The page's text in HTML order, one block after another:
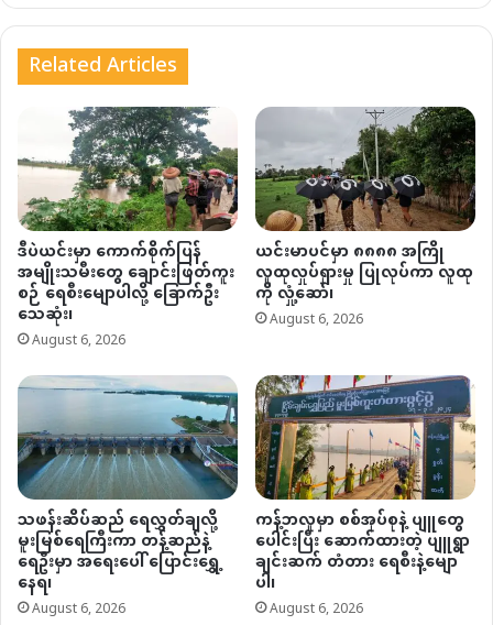
Related Articles
ဒီပဲယင်းမှာ ကောက်စိုက်ပြန်
အမျိုးသမီးတွေ ချောင်းဖြတ်ကူး
စဉ် ရေစီးမျောပါလို့ ခြောက်ဦး
သေဆုံး၊
August 6, 2026
ယင်းမာပင်မှာ ၈၈၈၈ အကြို
လူထုလှုပ်ရှားမှု ပြုလုပ်ကာ လူထု
ကို လှုံ့ဆော်၊
August 6, 2026
သဖန်းဆိပ်ဆည် ရေလွှတ်ချလို့
မူးမြစ်ရေကြီးကာ တန့်ဆည်နဲ့
ရေဦးမှာ အရေးပေါ် ပြောင်းရွှေ့
နေရ၊
August 6, 2026
ကန့်ဘလူမှာ စစ်အုပ်စုနဲ့ ပျူတွေ
ပေါင်းပြီး ဆောက်ထားတဲ့ ပျူရွာ
ချင်းဆက် တံတား ရေစီးနဲ့မျော
ပါ၊
August 6, 2026